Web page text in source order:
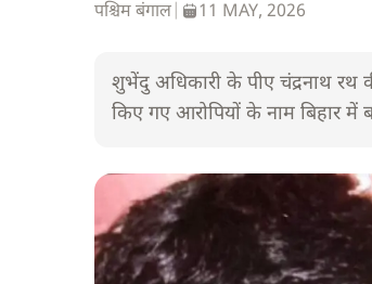
पश्चिम बंगाल 11 MAY, 2026
शुभेंदु अधिकारी के पीए चंद्रनाथ रथ
किए गए आरोपियों के नाम बिहार में